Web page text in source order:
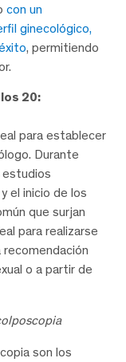
con un
ginecológico,
, permitiendo
20:
para establecer
Durante
el inicio de los
que surjan
para realizarse
o a partir de
son los